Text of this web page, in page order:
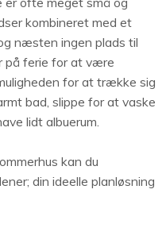
kombineret med et
næsten ingen plads til
på ferie for at være
for at trække sig
bad, slippe for at vaske
lidt albuerum.
kan du
din ideelle planløsning